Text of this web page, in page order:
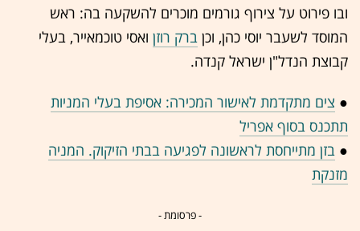
ובו פירוט על צירוף גורמים מוכרים להשקעה בה: ראש
המוסד לשעבר יוסי כהן, וכן ברק רוזן ואסי טוכמאייר, בעלי
קבוצת הנדל"ן ישראל קנדה.
● צים מתקדמת לאישור המכירה: אסיפת בעלי המניות
תתכנס בסוף אפריל
● בזן מתייחסת לראשונה לפגיעה בבתי הזיקוק. המניה
מזנקת
- פרסומת -